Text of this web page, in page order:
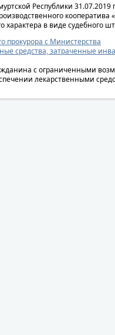
Республики 31.07.2019
кооператива
характера в виде судебного
прокурора с Министерства
средства, затраченные
с ограниченными
лекарственными